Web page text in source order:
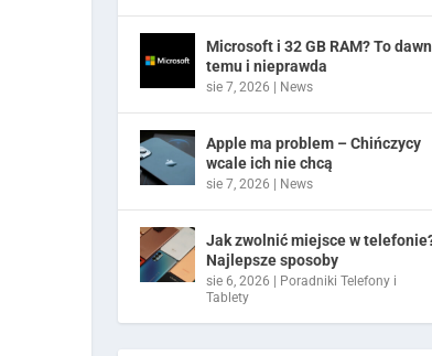
Microsoft i 32 GB RAM? To
temu i nieprawda
sie 7, 2026 | News
Apple ma problem – Chińczycy
wcale ich nie chcą
sie 7, 2026 | News
Jak zwolnić miejsce w
Najlepsze sposoby
sie 6, 2026 | Poradniki Telefony i
Tablety